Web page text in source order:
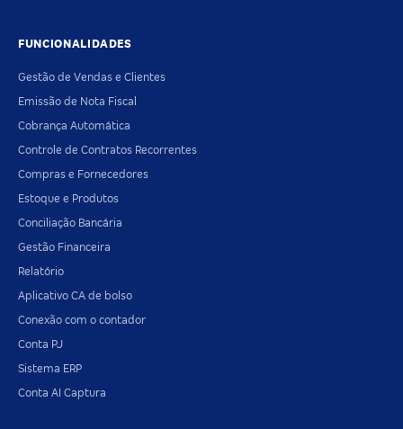
FUNCIONALIDADES
Gestão de Vendas e Clientes
Emissão de Nota Fiscal
Cobrança Automática
Controle de Contratos Recorrentes
Compras e Fornecedores
Estoque e Produtos
Conciliação Bancária
Gestão Financeira
Relatório
Aplicativo CA de bolso
Conexão com o contador
Conta PJ
Sistema ERP
Conta AI Captura